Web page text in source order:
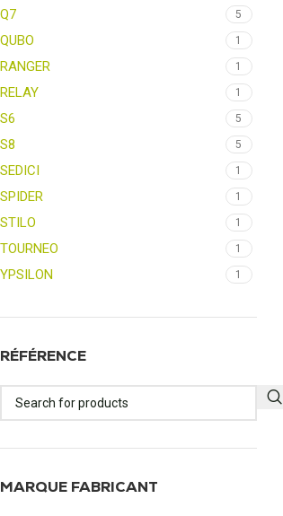
Q7 5
QUBO 1
RANGER 1
RELAY 1
S6 5
S8 5
SEDICI 1
SPIDER 1
STILO 1
TOURNEO 1
YPSILON 1
RÉFÉRENCE
MARQUE FABRICANT